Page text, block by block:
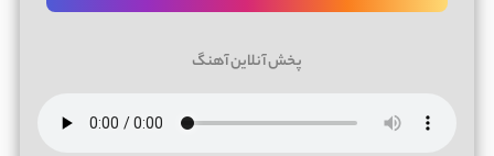
پخش آنلاین آهنگ